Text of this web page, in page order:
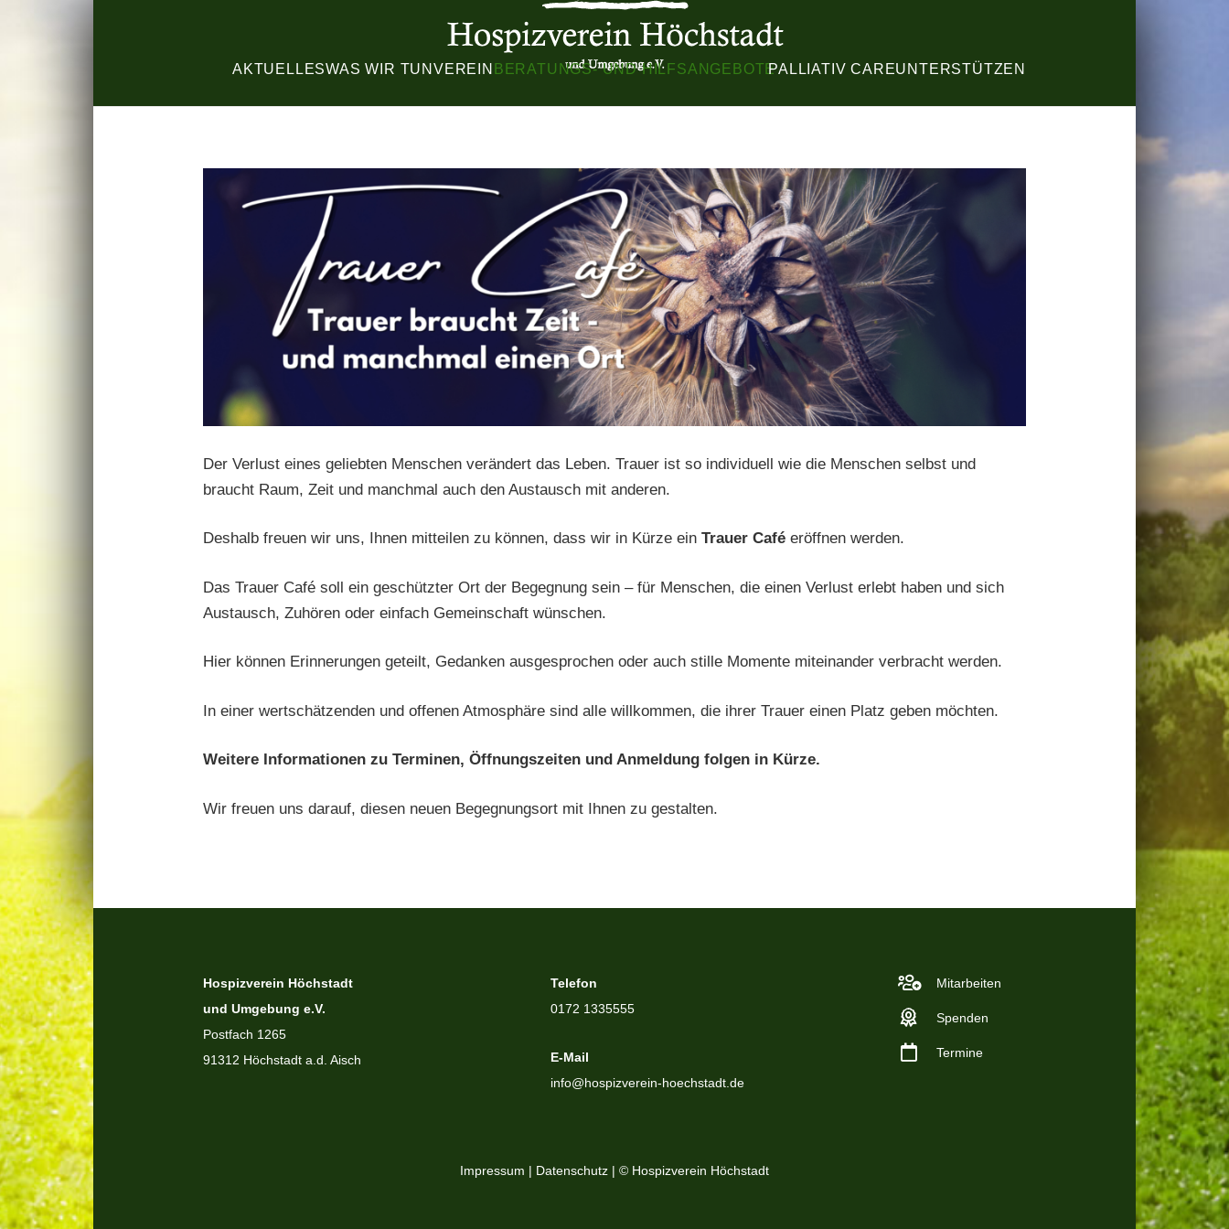
AKTUELLESWAS WIR TUN VEREIN BERATUNGS- UND HILFSANGEBOTEPALLIATIV CAREUNTERSTÜTZEN
Der Verlust eines geliebten Menschen verändert das Leben. Trauer ist so individuell wie die Menschen selbst und
braucht Raum, Zeit und manchmal auch den Austausch mit anderen.
Deshalb freuen wir uns, Ihnen mitteilen zu können, dass wir in Kürze ein Trauer Café eröffnen werden.
Das Trauer Café soll ein geschützter Ort der Begegnung sein – für Menschen, die einen Verlust erlebt haben und sich
Austausch, Zuhören oder einfach Gemeinschaft wünschen.
Hier können Erinnerungen geteilt, Gedanken ausgesprochen oder auch stille Momente miteinander verbracht werden.
In einer wertschätzenden und offenen Atmosphäre sind alle willkommen, die ihrer Trauer einen Platz geben möchten.
Weitere Informationen zu Terminen, Öffnungszeiten und Anmeldung folgen in Kürze.
Wir freuen uns darauf, diesen neuen Begegnungsort mit Ihnen zu gestalten.
Hospizverein Höchstadt
und Umgebung e.V.
Postfach 1265
91312 Höchstadt a.d. Aisch
Telefon
0172 1335555
E-Mail
info@hospizverein-hoechstadt.de
Mitarbeiten
Spenden
Termine
Impressum | Datenschutz | © Hospizverein Höchstadt